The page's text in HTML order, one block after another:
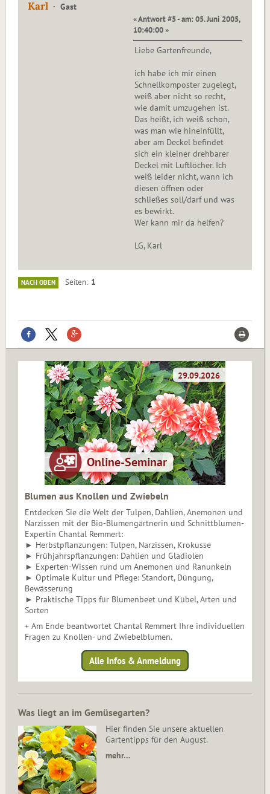
Karl Gast
« Antwort #5 - am: 05. Juni 2005,
10:40:00 »
Liebe Gartenfreunde,
ich habe ich mir einen
Schnellkomposter zugelegt,
weiß aber nicht so recht,
wie damit umzugehen ist.
Das heißt, ich weiß schon,
was man wie hineinfüllt,
aber am Deckel befindet
sich ein kleiner drehbarer
Deckel mit Luftlöcher. Ich
weiß leider nicht, wann ich
diesen öffnen oder
schließes soll/darf und was
es bewirkt.
Wer kann mir da helfen?
LG, Karl
NACH OBEN Seiten 1
Blumen aus Knollen und Zwiebeln
Entdecken Sie die Welt der Tulpen, Dahlien, Anemonen und
Narzissen mit der Bio-Blumengärtnerin und Schnittblumen-
Expertin Chantal Remmert:
► Herbstpflanzungen: Tulpen, Narzissen, Krokusse
► Frühjahrspflanzungen: Dahlien und Gladiolen
► Experten-Wissen rund um Anemonen und Ranunkeln
► Optimale Kultur und Pflege: Standort, Düngung,
Bewässerung
► Praktische Tipps für Blumenbeet und Kübel, Arten und
Sorten
+ Am Ende beantwortet Chantal Remmert Ihre individuellen
Fragen zu Knollen- und Zwiebelblumen.
Alle Infos & Anmeldung
Was liegt an im Gemüsegarten?
Hier finden Sie unsere aktuellen
Gartentipps für den August.
mehr…